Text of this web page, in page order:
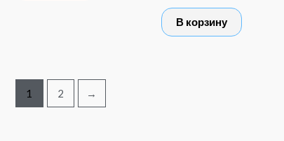
Оценка
0
5
В корзину
1 2 →